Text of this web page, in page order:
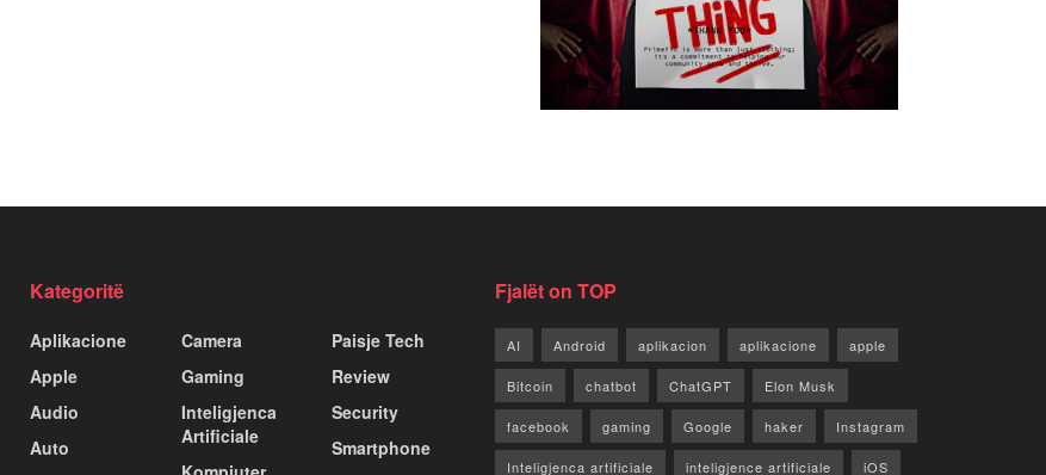
Kategoritë
Aplikacione
Apple
Audio
Auto
Camera
Gaming
Inteligjenca
Artificiale
Paisje Tech
Review
Security
Smartphone
Fjalët on TOP
AI Android aplikacion aplikacione apple
Bitcoin chatbot ChatGPT Elon Musk
facebook gaming Google haker Instagram
Inteligjenca artificiale inteligjence artificiale iOS